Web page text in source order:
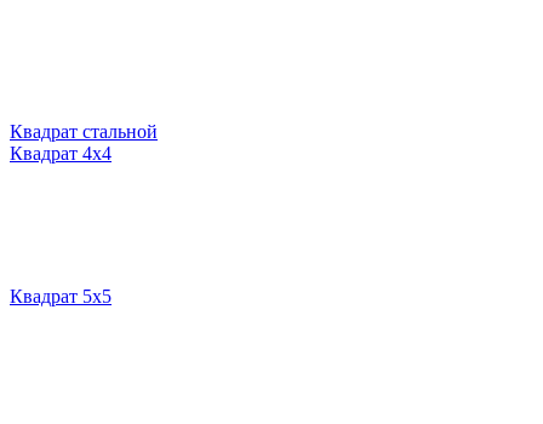
Квадрат стальной
Квадрат 4х4
Квадрат 5х5